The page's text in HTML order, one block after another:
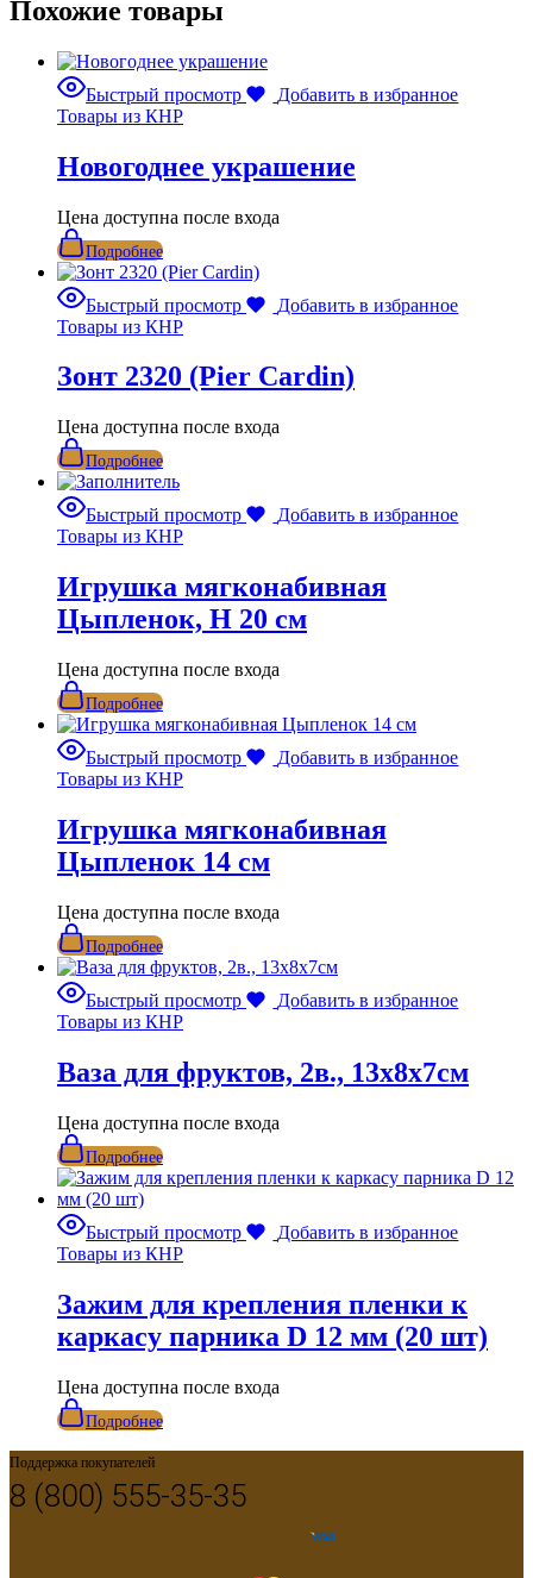
Похожие товары
Быстрый просмотр
Добавить в избранное
Товары из КНР
Новогоднее украшение
Цена доступна после входа
Подробнее
Быстрый просмотр
Добавить в избранное
Товары из КНР
Зонт 2320 (Pier Cardin)
Цена доступна после входа
Подробнее
Быстрый просмотр
Добавить в избранное
Товары из КНР
Игрушка мягконабивная
Цыпленок, H 20 см
Цена доступна после входа
Подробнее
Быстрый просмотр
Добавить в избранное
Товары из КНР
Игрушка мягконабивная
Цыпленок 14 см
Цена доступна после входа
Подробнее
Быстрый просмотр
Добавить в избранное
Товары из КНР
Ваза для фруктов, 2в., 13х8х7см
Цена доступна после входа
Подробнее
Быстрый просмотр
Добавить в избранное
Товары из КНР
Зажим для крепления пленки к
каркасу парника D 12 мм (20 шт)
Цена доступна после входа
Подробнее
Поддержка покупателей
8 (800) 555-35-35